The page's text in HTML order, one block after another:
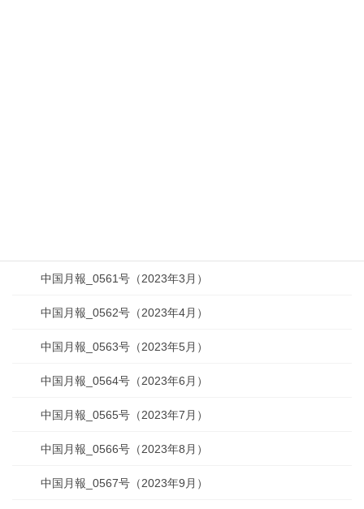
中国月報_0561号（2023年3月）
中国月報_0562号（2023年4月）
中国月報_0563号（2023年5月）
中国月報_0564号（2023年6月）
中国月報_0565号（2023年7月）
中国月報_0566号（2023年8月）
中国月報_0567号（2023年9月）